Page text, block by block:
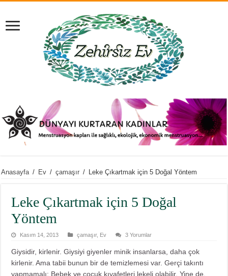
Anasayfa / Ev / çamaşır / Leke Çıkartmak için 5 Doğal Yöntem
Leke Çıkartmak için 5 Doğal
Yöntem
Kasım 14, 2013 çamaşır, Ev 3 Yorumlar
Giysidir, kirlenir. Giysiyi giyenler minik insanlarsa, daha çok
kirlenir. Ama tabii bunun bir de temizlemesi var. Gerçi takıntı
yapmamalı: Bebek ve çocuk kıyafetleri lekeli olabilir. Yine de,